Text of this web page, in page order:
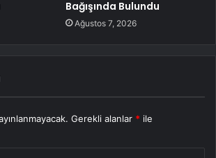
Bağışında Bulundu
Ağustos 7, 2026
Gerekli alanlar * ile